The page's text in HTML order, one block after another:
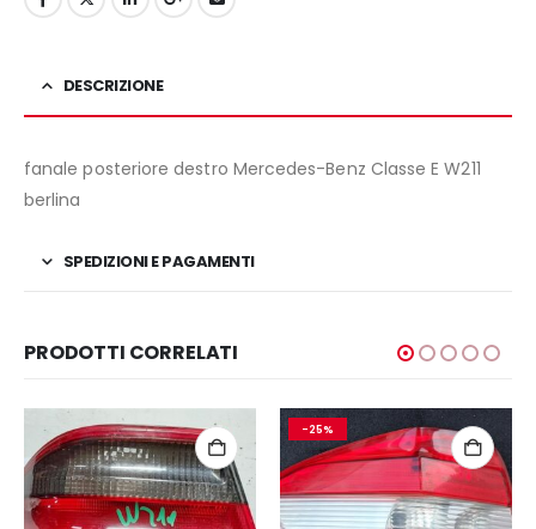
DESCRIZIONE
fanale posteriore destro Mercedes-Benz Classe E W211
berlina
SPEDIZIONI E PAGAMENTI
PRODOTTI CORRELATI
-25% -24%